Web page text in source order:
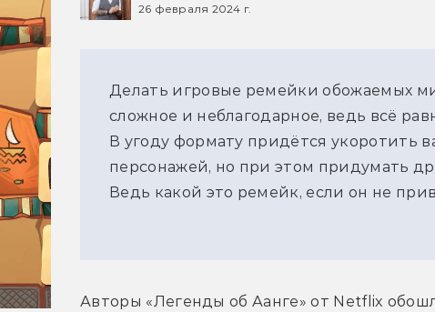
26 февраля 2024 г.
Делать игровые ремейки обожаемых
сложное и неблагодарное, ведь всё
В угоду формату придётся укоротить
персонажей, но при этом придумать
Ведь какой это ремейк, если он не
Авторы «Легенды об Аанге» от Netflix